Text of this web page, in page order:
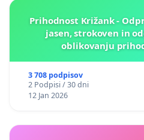
Prihodnost Križank -
jasen, strokoven in
oblikovanju
3 708 podpisov
2 Podpisi / 30 dni
12 Jan 2026